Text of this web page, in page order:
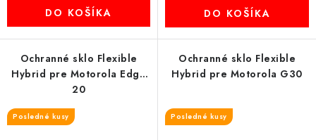
DO KOŠÍKA DO KOŠÍKA
Ochranné sklo Flexible
Hybrid pre Motorola Edge
20
Posledné kusy
Ochranné sklo Flexible
Hybrid pre Motorola G30
Posledné kusy